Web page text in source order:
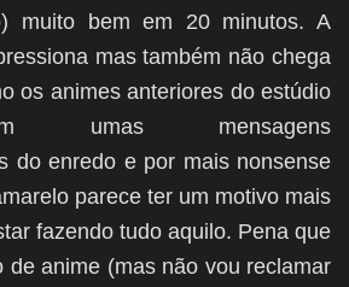
muito bem em 20 minutos. A
mas também não chega
os animes anteriores do estúdio
umas mensagens
do enredo e por mais nonsense
parece ter um motivo mais
fazendo tudo aquilo. Pena que
de anime (mas não vou reclamar